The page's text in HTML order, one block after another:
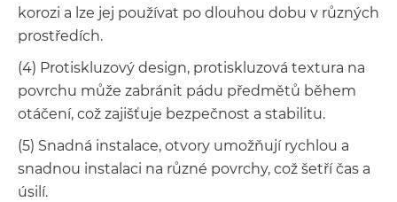
korozi a lze jej používat po dlouhou dobu v různých
prostředích.
(4) Protiskluzový design, protiskluzová textura na
povrchu může zabránit pádu předmětů během
otáčení, což zajišťuje bezpečnost a stabilitu.
(5) Snadná instalace, otvory umožňují rychlou a
snadnou instalaci na různé povrchy, což šetří čas a
úsilí.